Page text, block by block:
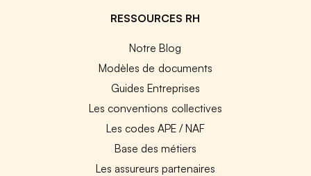
RESSOURCES RH
Notre Blog
Modèles de documents
Guides Entreprises
Les conventions collectives
Les codes APE / NAF
Base des métiers
Les assureurs partenaires